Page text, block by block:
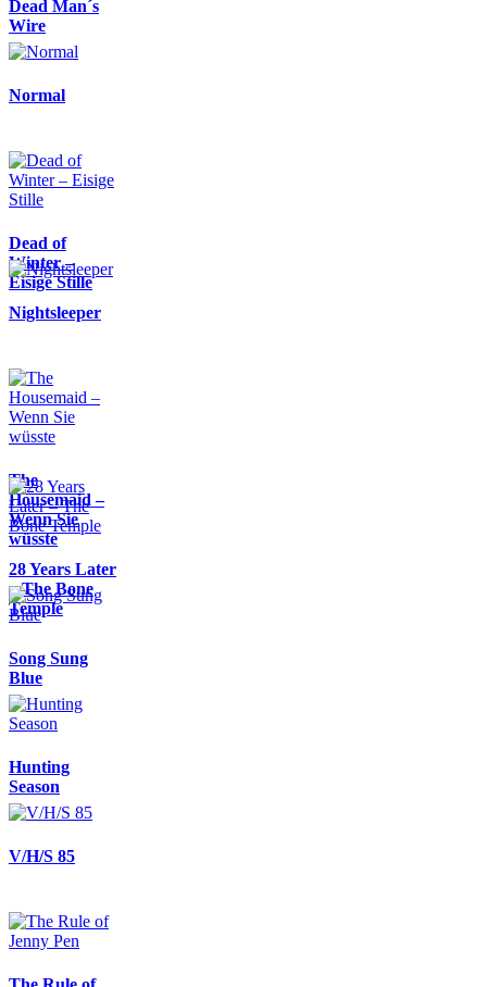
Dead Man´s
Wire
Normal
Dead of
Winter –
Eisige Stille
Nightsleeper
The
Housemaid –
Wenn Sie
wüsste
28 Years Later
– The Bone
Temple
Song Sung
Blue
Hunting
Season
V/H/S 85